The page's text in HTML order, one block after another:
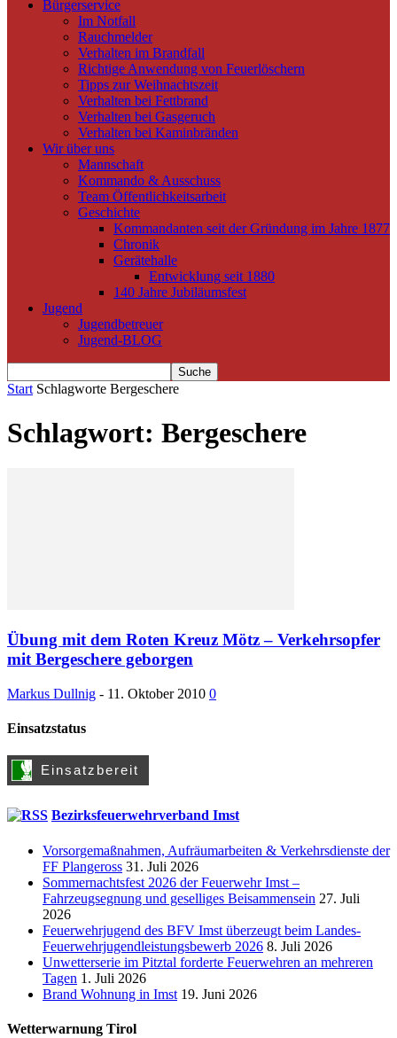
Bürgerservice
Im Notfall
Rauchmelder
Verhalten im Brandfall
Richtige Anwendung von Feuerlöschern
Tipps zur Weihnachtszeit
Verhalten bei Fettbrand
Verhalten bei Gasgeruch
Verhalten bei Kaminbränden
Wir über uns
Mannschaft
Kommando & Ausschuss
Team Öffentlichkeitsarbeit
Geschichte
Kommandanten seit der Gründung im Jahre 1877
Chronik
Gerätehalle
Entwicklung seit 1880
140 Jahre Jubiläumsfest
Jugend
Jugendbetreuer
Jugend-BLOG
Start Schlagworte Bergeschere
Schlagwort: Bergeschere
Übung mit dem Roten Kreuz Mötz – Verkehrsopfer
mit Bergeschere geborgen
Markus Dullnig - 11. Oktober 2010 0
Einsatzstatus
Bezirksfeuerwehrverband Imst
Vorsorgemaßnahmen, Aufräumarbeiten & Verkehrsdienste der
FF Plangeross 31. Juli 2026
Sommernachtsfest 2026 der Feuerwehr Imst –
Fahrzeugsegnung und geselliges Beisammensein 27. Juli
2026
Feuerwehrjugend des BFV Imst überzeugt beim Landes-
Feuerwehrjugendleistungsbewerb 2026 8. Juli 2026
Unwetterserie im Pitztal forderte Feuerwehren an mehreren
Tagen 1. Juli 2026
Brand Wohnung in Imst 19. Juni 2026
Wetterwarnung Tirol